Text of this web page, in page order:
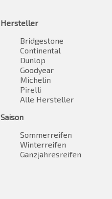
Hersteller
Bridgestone
Continental
Dunlop
Goodyear
Michelin
Pirelli
Alle Hersteller
Saison
Sommerreifen
Winterreifen
Ganzjahresreifen